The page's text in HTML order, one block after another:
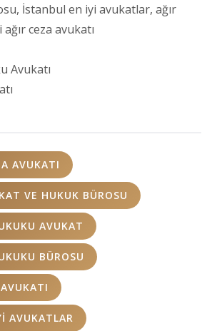
İstanbul en iyi avukatlar, ağır
ceza avukatı
Avukatı
AVUKATI
VE HUKUK BÜROSU
AVUKAT
BÜROSU
AVUKATLAR